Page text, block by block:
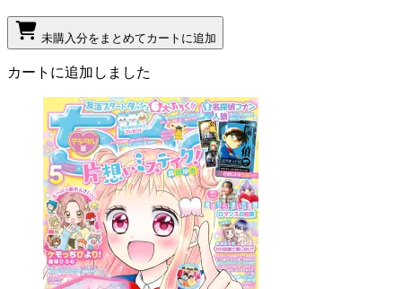
未購入分をまとめてカートに追加
カートに追加しました